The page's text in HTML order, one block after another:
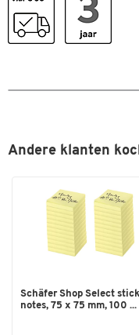
Andere klanten
Schäfer Shop Select
notes, 75 x 75 mm, 100 ...